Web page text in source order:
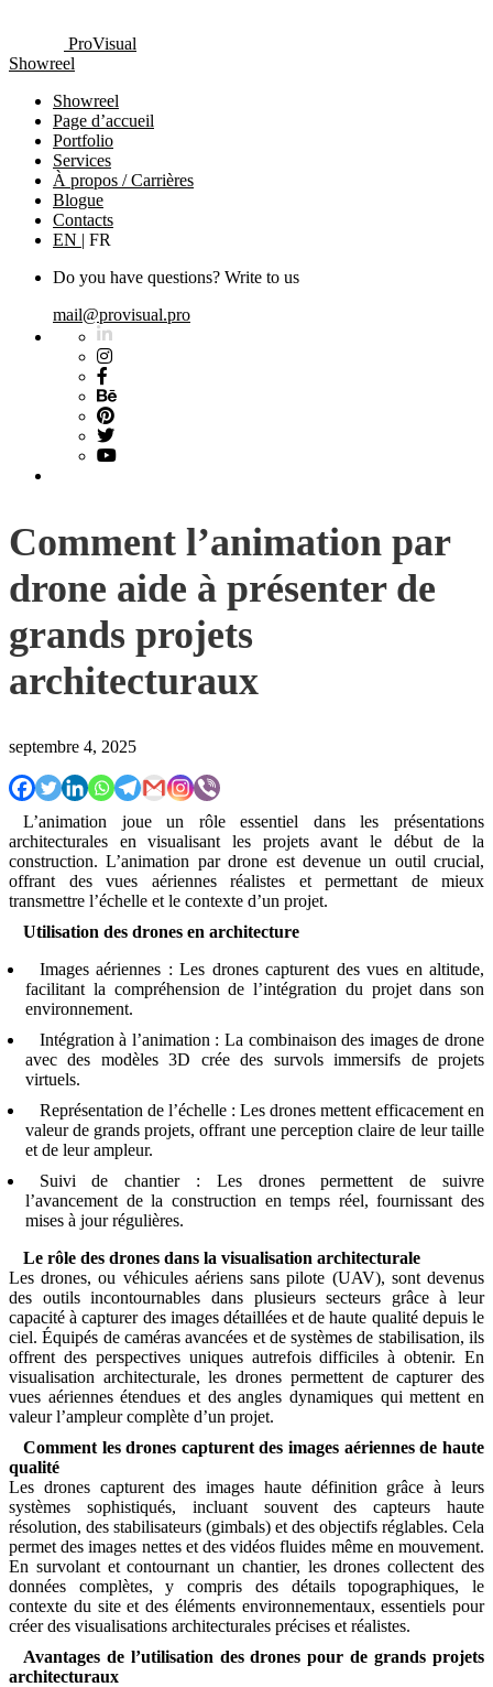
ProVisual
Showreel
Showreel
Page d’accueil
Portfolio
Services
À propos / Carrières
Blogue
Contacts
EN | FR
Do you have questions? Write to us
mail@provisual.pro
Comment l’animation par
drone aide à présenter de
grands projets
architecturaux
septembre 4, 2025
L’animation joue un rôle essentiel dans les présentations
architecturales en visualisant les projets avant le début de la
construction. L’animation par drone est devenue un outil crucial,
offrant des vues aériennes réalistes et permettant de mieux
transmettre l’échelle et le contexte d’un projet.
Utilisation des drones en architecture
Images aériennes : Les drones capturent des vues en altitude,
facilitant la compréhension de l’intégration du projet dans son
environnement.
Intégration à l’animation : La combinaison des images de drone
avec des modèles 3D crée des survols immersifs de projets
virtuels.
Représentation de l’échelle : Les drones mettent efficacement en
valeur de grands projets, offrant une perception claire de leur taille
et de leur ampleur.
Suivi de chantier : Les drones permettent de suivre
l’avancement de la construction en temps réel, fournissant des
mises à jour régulières.
Le rôle des drones dans la visualisation architecturale
Les drones, ou véhicules aériens sans pilote (UAV), sont devenus
des outils incontournables dans plusieurs secteurs grâce à leur
capacité à capturer des images détaillées et de haute qualité depuis le
ciel. Équipés de caméras avancées et de systèmes de stabilisation, ils
offrent des perspectives uniques autrefois difficiles à obtenir. En
visualisation architecturale, les drones permettent de capturer des
vues aériennes étendues et des angles dynamiques qui mettent en
valeur l’ampleur complète d’un projet.
Comment les drones capturent des images aériennes de haute
qualité
Les drones capturent des images haute définition grâce à leurs
systèmes sophistiqués, incluant souvent des capteurs haute
résolution, des stabilisateurs (gimbals) et des objectifs réglables. Cela
permet des images nettes et des vidéos fluides même en mouvement.
En survolant et contournant un chantier, les drones collectent des
données complètes, y compris des détails topographiques, le
contexte du site et des éléments environnementaux, essentiels pour
créer des visualisations architecturales précises et réalistes.
Avantages de l’utilisation des drones pour de grands projets
architecturaux